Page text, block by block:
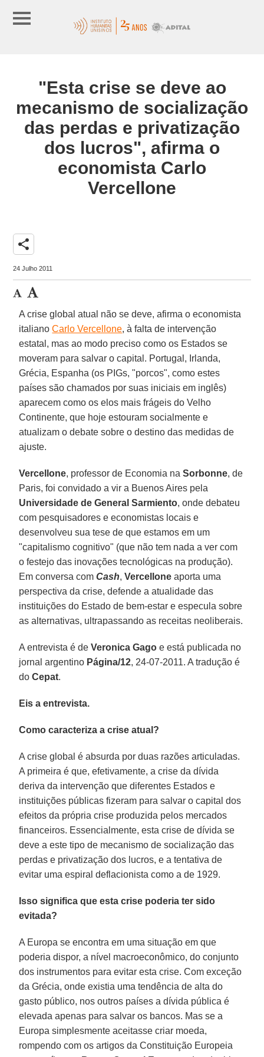
"Esta crise se deve ao
mecanismo de socialização
das perdas e privatização
dos lucros", afirma o
economista Carlo
Vercellone
share
24 Julho 2011
A crise global atual não se deve, afirma o economista
italianoCarlo Vercellone, à falta de intervenção
estatal, mas ao modo preciso como os Estados se
moveram para salvar o capital. Portugal, Irlanda,
Grécia, Espanha (os PIGs, "porcos", como estes
países são chamados por suas iniciais em inglês)
aparecem como os elos mais frágeis do Velho
Continente, que hoje estouram socialmente e
atualizam o debate sobre o destino das medidas de
ajuste.
Vercellone, professor de Economia naSorbonne, de
Paris, foi convidado a vir a Buenos Aires pela
Universidade de General Sarmiento, onde debateu
com pesquisadores e economistas locais e
desenvolveu sua tese de que estamos em um
"capitalismo cognitivo" (que não tem nada a ver com
o festejo das inovações tecnológicas na produção).
Em conversa comCash,Vercellone aporta uma
perspectiva da crise, defende a atualidade das
instituições do Estado de bem-estar e especula sobre
as alternativas, ultrapassando as receitas neoliberais.
A entrevista é deVeronica Gago e está publicada no
jornal argentino Página/12, 24-07-2011. A tradução é
doCepat.
Eis a entrevista.
Como caracteriza a crise atual?
A crise global é absurda por duas razões articuladas.
A primeira é que, efetivamente, a crise da dívida
deriva da intervenção que diferentes Estados e
instituições públicas fizeram para salvar o capital dos
efeitos da própria crise produzida pelos mercados
financeiros. Essencialmente, esta crise de dívida se
deve a este tipo de mecanismo de socialização das
perdas e privatização dos lucros, e a tentativa de
evitar uma espiral deflacionista como a de 1929.
Isso significa que esta crise poderia ter sido
evitada?
A Europa se encontra em uma situação em que
poderia dispor, a nível macroeconômico, do conjunto
dos instrumentos para evitar esta crise. Com exceção
da Grécia, onde existia uma tendência de alta do
gasto público, nos outros países a dívida pública é
elevada apenas para salvar os bancos. Mas se a
Europa simplesmente aceitasse criar moeda,
rompendo com os artigos da Constituição Europeia